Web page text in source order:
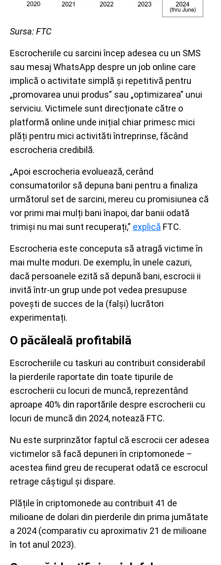
Sursa: FTC
Escrocheriile cu sarcini încep adesea cu un SMS
sau mesaj WhatsApp despre un job online care
implică o activitate simplă și repetitivă pentru
„promovarea unui produs” sau „optimizarea” unui
serviciu. Victimele sunt direcționate către o
platformă online unde inițial chiar primesc mici
plăți pentru mici activităti întreprinse, făcând
escrocheria credibilă.
„Apoi escrocheria evoluează, cerând
consumatorilor să depuna bani pentru a finaliza
următorul set de sarcini, mereu cu promisiunea că
vor primi mai mulți bani înapoi, dar banii odată
trimiși nu mai sunt recuperați,” explică FTC.
Escrocheria este conceputa să atragă victime în
mai multe moduri. De exemplu, în unele cazuri,
dacă persoanele ezită să depună bani, escrocii ii
invită într-un grup unde pot vedea presupuse
povești de succes de la (falși) lucrători
experimentați.
O păcăleală profitabilă
Escrocheriile cu taskuri au contribuit considerabil
la pierderile raportate din toate tipurile de
escrocherii cu locuri de muncă, reprezentând
aproape 40% din raportările despre escrocherii cu
locuri de muncă din 2024, notează FTC.
Nu este surprinzător faptul că escrocii cer adesea
victimelor să facă depuneri în criptomonede –
acestea fiind greu de recuperat odată ce escrocul
retrage câștigul și dispare.
Plățile în criptomonede au contribuit 41 de
milioane de dolari din pierderile din prima jumătate
a 2024 (comparativ cu aproximativ 21 de milioane
în tot anul 2023).